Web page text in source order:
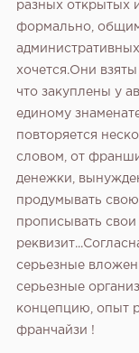
разных открытых
формально,
хочется.Они
что закуплены у
единому
повторяется
словом, от
денежки,
продумывать
прописывать свои
серьезные
серьезные
концепцию, опыт
франчайзи !